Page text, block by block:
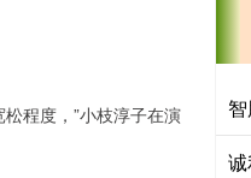
程度，”小枝淳子在演